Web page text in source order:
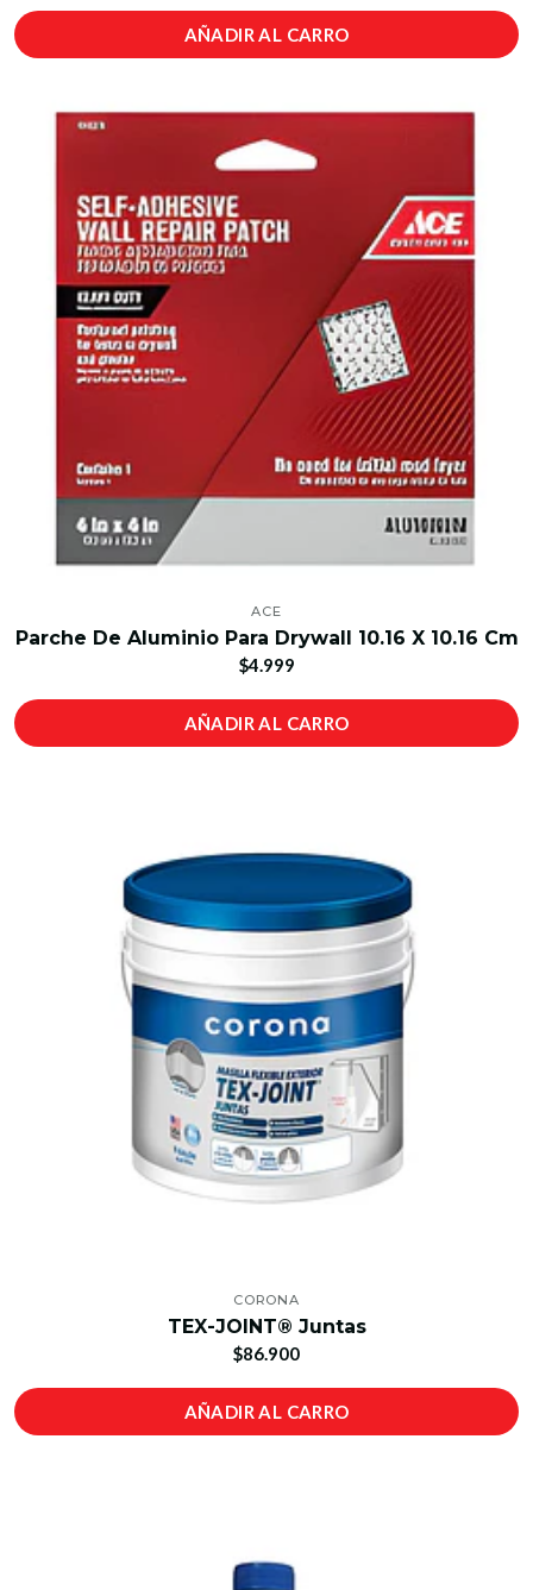
AÑADIR AL CARRO
ACE
Parche De Aluminio Para Drywall 10.16 X 10.16 Cm
$4.999
AÑADIR AL CARRO
CORONA
TEX-JOINT® Juntas
$86.900
AÑADIR AL CARRO